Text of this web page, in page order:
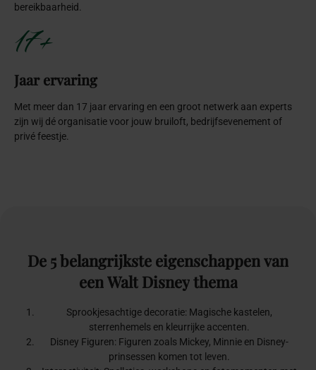
bereikbaarheid.
17+
Jaar ervaring
Met meer dan 17 jaar ervaring en een groot netwerk aan experts
zijn wij dé organisatie voor jouw bruiloft, bedrijfsevenement of
privé feestje.
De 5belangrijkste eigenschappenvan
eenWalt Disneythema
Sprookjesachtige decoratie: Magische kastelen,
sterrenhemels en kleurrijke accenten.
Disney Figuren: Figuren zoals Mickey, Minnie en Disney-
prinsessen komen tot leven.